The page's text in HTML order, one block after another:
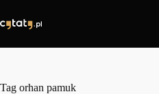
treści
Tag orhan pamuk